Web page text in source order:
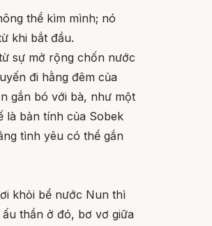
thể kìm mình; nó
khi bắt đầu.
sự mở rộng chốn nước
đi hằng đêm của
gắn bó với bà, như một
là bản tính của Sobek
tình yêu có thể gắn
khỏi bể nước Nun thì
thần ở đó, bơ vơ giữa